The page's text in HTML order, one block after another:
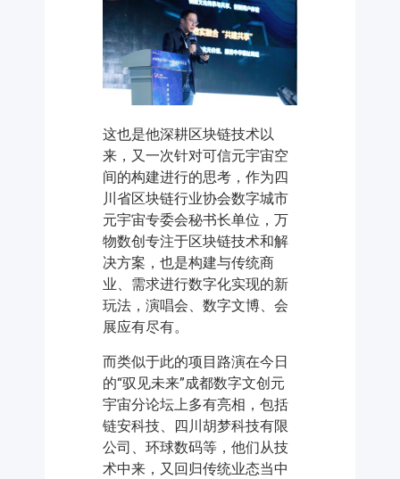
这也是他深耕区块链技术以
来，又一次针对可信元宇宙空
间的构建进行的思考，作为四
川省区块链行业协会数字城市
元宇宙专委会秘书长单位，万
物数创专注于区块链技术和解
决方案，也是构建与传统商
业、需求进行数字化实现的新
玩法，演唱会、数字文博、会
展应有尽有。
而类似于此的项目路演在今日
的“驭见未来”成都数字文创元
宇宙分论坛上多有亮相，包括
链安科技、四川胡梦科技有限
公司、环球数码等，他们从技
术中来，又回归传统业态当中